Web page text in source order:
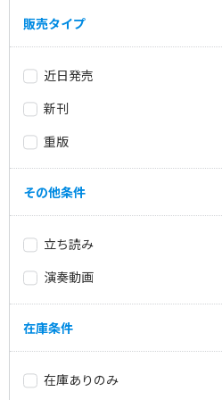
販売タイプ
近日発売
新刊
重版
その他条件
立ち読み
演奏動画
在庫条件
在庫ありのみ